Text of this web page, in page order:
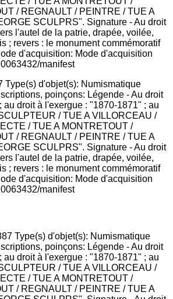
Type(s) d'objet(s): Numismatique
poinçons: Légende - Au droit
droit à l'exergue : "1870-1871" ; au
/ TUE A VILLORCEAU /
/ TUE A MONTRETOUT /
/ REGNAULT / PEINTRE / TUE A
SCULPRS". Signature - Au droit
l'autel de la patrie, drapée, voilée,
; revers : le monument commémoratif
d'acquisition: Mode d'acquisition
manifest